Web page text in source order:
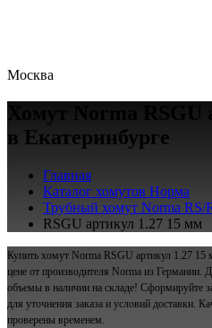
Москва
в Екатеринбурге
Главная
Каталог хомутов Норма
Трубный хомут Norma RS/
RSGU артикул 1.27 15 мм
Купить хомут Norma RSGU артикул 1.27 15
цене от производителя Norma из
объемы в наличии на складе! Сформируйте
для уточнения заказа и условий доставки.
проверены временем.